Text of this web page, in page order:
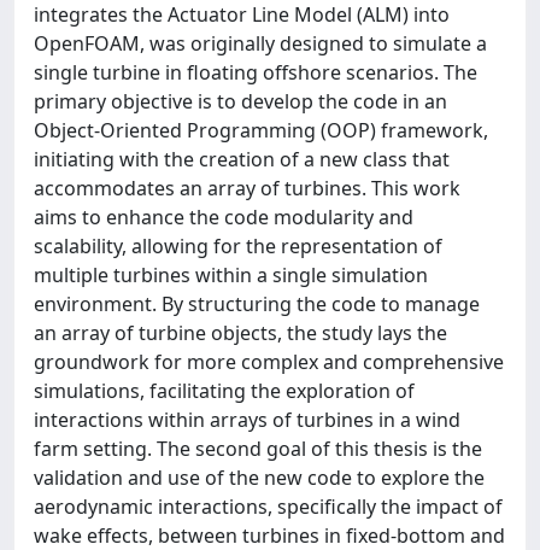
integrates the Actuator Line Model (ALM) into
OpenFOAM, was originally designed to simulate a
single turbine in floating offshore scenarios. The
primary objective is to develop the code in an
Object-Oriented Programming (OOP) framework,
initiating with the creation of a new class that
accommodates an array of turbines. This work
aims to enhance the code modularity and
scalability, allowing for the representation of
multiple turbines within a single simulation
environment. By structuring the code to manage
an array of turbine objects, the study lays the
groundwork for more complex and comprehensive
simulations, facilitating the exploration of
interactions within arrays of turbines in a wind
farm setting. The second goal of this thesis is the
validation and use of the new code to explore the
aerodynamic interactions, specifically the impact of
wake effects, between turbines in fixed-bottom and